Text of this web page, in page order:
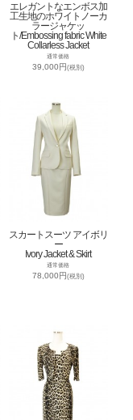
エレガントなエンボス加
工生地のホワイトノーカ
ラージャケッ
ト/Embossing fabric White
Collarless Jacket
通常価格
39,000円(税別)
スカートスーツ アイボリ
ー
Ivory Jacket & Skirt
通常価格
78,000円(税別)